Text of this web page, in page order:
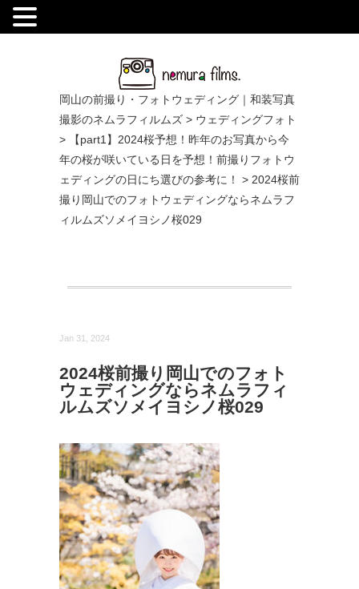
岡山の前撮り・フォトウェディング｜和装写真
撮影のネムラフィルムズ > ウェディングフォト
>
【part1】2024桜予想！昨年のお写真から今
年の桜が咲いている日を予想！前撮りフォトウ
ェディングの日にち選びの参考に！
> 2024桜前
撮り岡山でのフォトウェディングならネムラフ
ィルムズソメイヨシノ桜029
Jan 31, 2024
2024桜前撮り岡山でのフォト
ウェディングならネムラフィ
ルムズソメイヨシノ桜029